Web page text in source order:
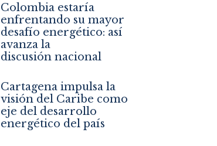
Colombia estaría
enfrentando su mayor
desafío energético: así
avanza la
discusión nacional
Cartagena impulsa la
visión del Caribe como
eje del desarrollo
energético del país